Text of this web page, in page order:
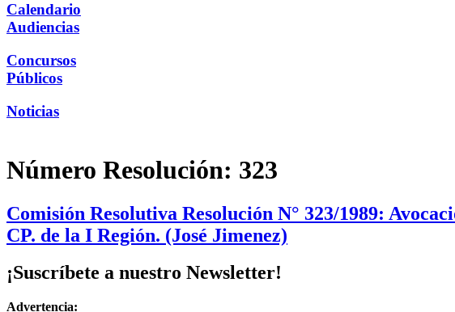
Calendario
Audiencias
Concursos
Públicos
Noticias
Número Resolución: 323
Comisión Resolutiva Resolución N° 323/1989:
CP. de la I Región. (José Jimenez)
¡Suscríbete a nuestro Newsletter!
Advertencia: